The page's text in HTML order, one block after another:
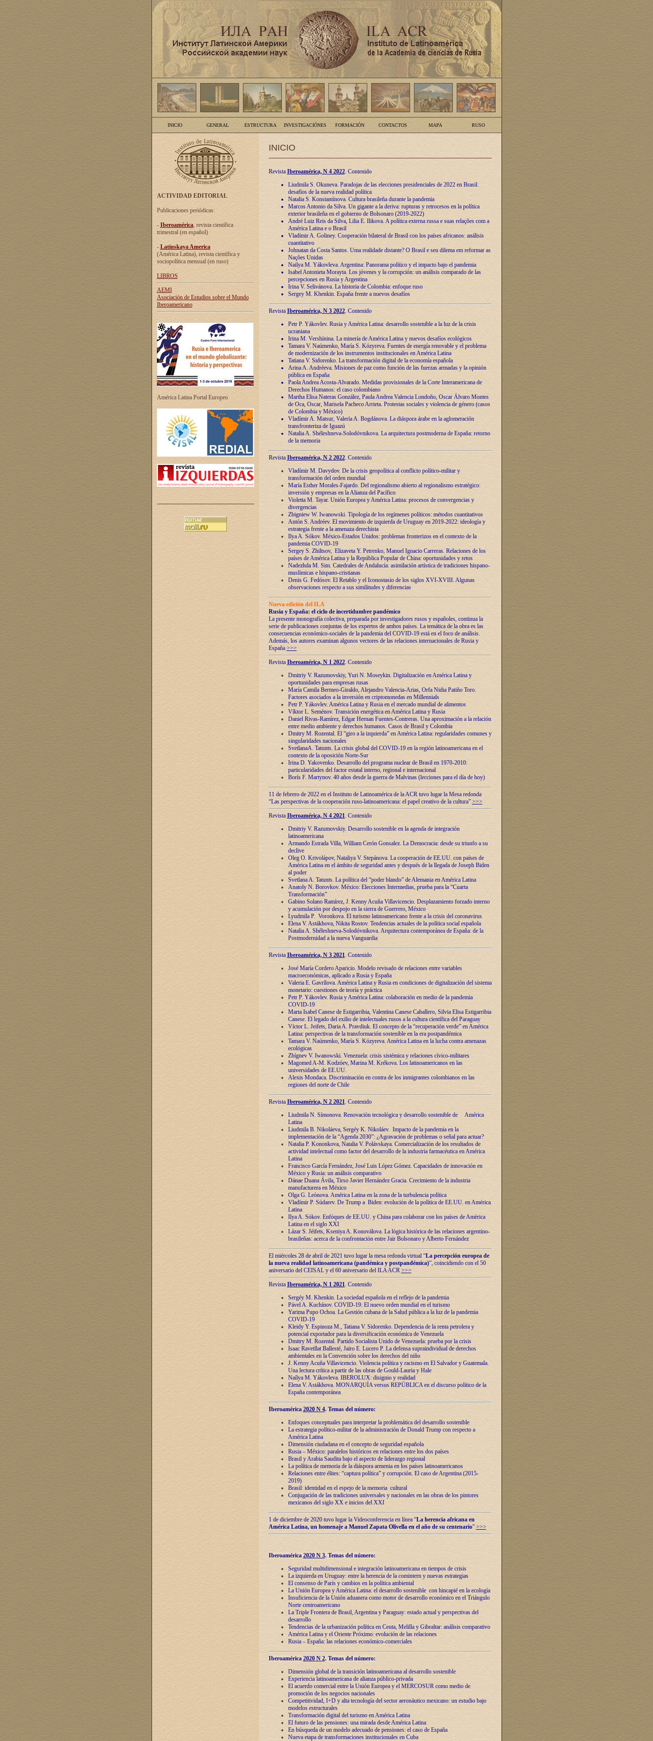
INICIO GENERAL ESTRUCTURA INVESTIGACIÓNES FORMACIÓN CONTACTOS MAPA RUSO
ACTIVIDAD EDITORIAL
Publicaciones periódicas:
- Iberoamérica, revista científica
trimestral (en español)
- Latinskaya America
(América Latina), revista científica y
sociopolítica mensual (en ruso)
LIBROS
AEMI
Asociación de Estudios sobre el Mundo
Iberoamericano
América Latina Portal Europeo
INICIO
Revista Iberoamérica, N 4 2022. Contenido
Liudmila S. Okuneva. Paradojas de las elecciones presidenciales de 2022 en Brasil:
desafíos de la nueva realidad política
Natalia S. Konstantínova. Cultura brasileña durante la pandemia
Marcos Antonio da Silva. Un gigante a la deriva: rupturas y retrocesos en la política
exterior brasileña en el gobierno de Bolsonaro (2019-2022)
André Luiz Reis da Silva, Lilia E. Ilikova. A política externa russa e suas relações com a
América Latina e o Brasil
Vladímir A. Goliney. Cooperación bilateral de Brasil con los países africanos: análisis
cuantitativo
Johnatan da Costa Santos. Uma realidade distante? O Brasil e seu dilema em reformar as
Nações Unidas
Nailya M. Yákovleva. Argentina: Panorama político y el impacto bajo el pandemia
Isabel Antonieta Morayta. Los jóvenes y la corrupción: un análisis comparado de las
percepciones en Rusia y Argentina
Irina V. Selivánova. La historia de Colombia: enfoque ruso
Sergey M. Khenkin. España frente a nuevos desafíos
Revista Iberoamérica, N 3 2022. Contenido
Petr P. Yákovlev. Rusia y América Latina: desarrollo sostenible a la luz de la crisis
ucraniana
Irina M. Vershínina. La minería de América Latina y nuevos desafíos ecológicos
Tamara V. Naúmenko, María S. Kózyreva. Fuentes de energía renovable y el problema
de modernización de los instrumentos institucionales en América Latina
Tatiana V. Sidorenko. La transformación digital de la economía española
Arina A. Andréeva. Misiones de paz como función de las fuerzas armadas y la opinión
pública en España
Paola Andrea Acosta-Alvarado. Medidas provisionales de la Corte Interamericana de
Derechos Humanos: el caso colombiano
Martha Elisa Nateras González, Paula Andrea Valencia Londoño, Oscar Álvaro Montes
de Oca, Oscar, Marisela Pacheco Arrieta. Protestas sociales y violencia de género (casos
de Colombia y México)
Vladímir A. Matsur, Valería A. Bogdánova. La diáspora árabe en la aglomeración
transfronteriza de Iguazú
Natalia A. Shéleshneva-Solodóvnikova. La arquitectura postmoderna de España: retorno
de la memoria
Revista Iberoamérica, N 2 2022. Contenido
Vladímir M. Davydov. De la crisis geopolítica al conflicto político-militar y
transformación del orden mundial
María Esther Morales-Fajardo. Del regionalismo abierto al regionalismo estratégico:
inversión y empresas en la Alianza del Pacífico
Violetta M. Tayar. Unión Europea y América Latina: procesos de convergencias y
divergencias
Zbigniew W. Iwanowski. Tipología de los regímenes políticos: métodos cuantitativos
Antón S. Andréev. El movimiento de izquierda de Uruguay en 2019-2022: ideología y
estrategia frente a la amenaza derechista
Ilya A. Sókov. México-Estados Unidos: problemas fronterizos en el contexto de la
pandemia COVID-19
Sergey S. Zhiltsov, Elizaveta Y. Petrenko, Manuel Ignacio Carreras. Relaciones de los
países de América Latina y la República Popular de China: oportunidades y retos
Nadezhda M. Sim. Catedrales de Andalucía: asimilación artística de tradiciones hispano-
muslímicas e hispano-cristianas
Denis G. Fedósov. El Retablo y el Iconostasio de los siglos XVI-XVIII. Algunas
observaciones respecto a sus similitudes y diferencias
Nueva edición del ILA
Rusia y España: el ciclo de incertidumbre pandémico
La presente monografía colectiva, preparada por investigadores rusos y españoles, continua la
serie de publicaciones conjuntas de los expertos de ambos países. La temática de la obra es las
consecuencias económico-sociales de la pandemia del COVID-19 está en el foco de análisis.
Además, los autores examinan algunos vectores de las relaciones internacionales de Rusia y
España >>>
Revista Iberoamérica, N 1 2022. Contenido
Dmitriy V. Razumovskiy, Yuri N. Moseykin. Digitalización en América Latina y
oportunidades para empresas rusas
María Camila Bermeo-Giraldo, Alejandro Valencia-Arias, Orfa Nidia Patiño Toro.
Factores asociados a la inversión en criptomonedas en Millennials
Petr P. Yákovlev. América Latina y Rusia en el mercado mundial de alimentos
Víktor L. Seménov. Transición energética en América Latina y Rusia
Daniel Rivas-Ramírez, Edgar Hernan Fuentes-Contreras. Una aproximación a la relación
entre medio ambiente y derechos humanos. Casos de Brasil y Colombia
Dmitry M. Rozental. El “giro a la izquierda” en América Latina: regularidades comunes y
singularidades nacionales
SvetlanaA. Tatunts. La crisis global del COVID-19 en la región latinoamericana en el
contexto de la oposición Norte-Sur
Irina D. Yakovenko. Desarrollo del programa nuclear de Brasil en 1970-2010:
particularidades del factor estatal interno, regional e internacional
Borís F. Martynov. 40 años desde la guerra de Malvinas (lecciones para el día de hoy)
11 de febrero de 2022 en el Instituto de Latinoamérica de la ACR tuvo lugar la Mesa redonda
“Las perspectivas de la cooperación ruso-latinoamericana: el papel creativo de la cultura” >>>
Revista Iberoamérica, N 4 2021. Contenido
Dmitriy V. Razumovskiy. Desarrollo sostenible en la agenda de integración
latinoamericana
Armando Estrada Villa, William Cerón Gonsalez. La Democracia: desde su triunfo a su
declive
Oleg O. Krivolápov, Nataliya V. Stepánova. La cooperación de EE.UU. con países de
América Latina en el ámbito de seguridad antes y después de la llegada de Joseph Biden
al poder
Svetlana A. Tatunts. La política del “poder blando” de Alemania en América Latina
Anatoly N. Borovkov. México: Elecciones Intermedias, prueba para la “Cuarta
Transformación”
Gabino Solano Ramírez, J. Kenny Acuña Villavicencio. Desplazamiento forzado interno
y acumulación por despojo en la sierra de Guerrero, México
Lyudmila P. Voronkova. El turismo latinoamericano frente a la crisis del coronavirus
Elena V. Astákhova, Nikita Rostov. Tendencias actuales de la política social española
Natalia A. Shéleshneva-Solodóvnikova. Arquitectura contemporánea de España: de la
Postmodernidad a la nueva Vanguardia
Revista Iberoamérica, N 3 2021. Contenido
José María Cordero Aparicio. Modelo revisado de relaciones entre variables
macroeconómicas, aplicado a Rusia y España
Valeria E. Gavrílova. América Latina y Rusia en condiciones de digitalización del sistema
monetario: cuestiones de teoría y práctica
Petr P. Yákovlev. Rusia y América Latina: colaboración en medio de la pandemia
COVID-19
Marta Isabel Canese de Estigarribia, Valentina Canese Caballero, Silvia Elisa Estigarribia
Canese. El legado del exilio de intelectuales rusos a la cultura científica del Paraguay
Víctor L. Jeifets, Daria A. Pravdiuk. El concepto de la “recuperación verde” en América
Latina: perspectivas de la transformación sostenible en la era postpandémica
Tamara V. Naúmenko, María S. Kózyreva. América Latina en la lucha contra amenazas
ecológicas
Zbígnev V. Iwanowski. Venezuela: crisis sistémica y relaciones cívico-militares
Magomed A-M. Kodzóev, Marina M. Krékova. Los latinoamericanos en las
universidades de EE.UU.
Alexis Mondaca. Discriminación en contra de los inmigrantes colombianos en las
regiones del norte de Chile
RevistaIberoamérica, N 2 2021. Contenido
Liudmila N. Símonova. Renovaciόn tecnolόgica y desarrollo sostenible de América
Latina
Liudmila B. Nikoláeva, Sergéy K. Nikoláev. Impacto de la pandemia en la
implementaciόn de la “Agenda 2030”: ¿Agravaciόn de problemas o señal para actuar?
Natalia P. Kononkova, Natalia V. Polávskaya. Comercializaciόn de los resultados de
actividad intelectual como factor del desarrollo de la industria farmacéutica en América
Latina
Francisco García Fernández, José Luis López Gómez. Capacidades de innovaciόn en
México y Rusia: un análisis comparativo
Dánae Duana Ávila, Tirso Javier Hernández Gracia. Crecimiento de la industria
manufacturera en México
Olga G. Leόnova. América Latina en la zona de la turbulencia política
Vladímir P. Súdarev. De Trump a Biden: evoluciόn de la política de EE.UU. en América
Latina
Ilya A. Sόkov. Enfόques de EE.UU. y China para colaborar con los países de Amèrica
Latina en el siglo XXI
Lázar S. Jéifets, Kseniya A. Konoválova. La lόgica histόrica de las relaciones argentino-
brasileñas: acerca de la confrontaciόn entre Jair Bolsonaro y Alberto Fernández
El miércoles 28 de abril de 2021 tuvo lugar la mesa redonda virtual “La percepción europea de
la nueva realidad latinoamericana (pandémica y postpandémica)”, coincidiendo con el 50
aniversario del CEISAL y el 60 aniversario del ILA ACR >>>
Revista Iberoamérica, N 1 2021. Contenido
Sergéy M. Khenkin. La sociedad española en el reflejo de la pandemia
Pável A. Kuchínov. COVID-19: El nuevo orden mundial en el turismo
Yarima Pupo Ochoa. La Gestión cubana de la Salud pública a la luz de la pandemia
COVID-19
Kleidy Y. Espinoza M., Tatiana V. Sidorenko. Dependencia de la renta petrolera y
potencial exportador para la diversificación económica de Venezuela
Dmitry M. Rozental. Partido Socialista Unido de Venezuela: prueba por la crisis
Isaac Ravetllat Ballesté, Jairo E. Lucero P. La defensa supraindividual de derechos
ambientales en la Convención sobre los derechos del niño
J. Kenny Acuña Villavicencio. Violencia política y racismo en El Salvador y Guatemala.
Una lectura crítica a partir de las obras de Gould-Lauria y Hale
Naílya M. Yákovleva. IBEROLUX: disignio y realidad
Elena V. Astákhova. MONARQUÍA versus REPÚBLICA en el discurso político de la
España contemporánea
Iberoamérica 2020 N 4. Temas del número:
Enfoques conceptuales para interpretar la problemática del desarrollo sostenible
La estrategia político-militar de la administración de Donald Trump con respecto a
América Latina
Dimensión ciudadana en el concepto de seguridad española
Rusia – México: paralelos históricos en relaciones entre los dos países
Brasil y Arabia Saudita bajo el aspecto de liderazgo regional
La política de memoria de la diáspora armenia en los países latinoamericanos
Relaciones entre élites: “captura política” y corrupción. El caso de Argentina (2015-
2019)
Brasil: identidad en el espejo de la memoria cultural
Conjugación de las tradiciones universales y nacionales en las obras de los pintores
mexicanos del siglo XX e inicios del XXI
1 de diciembre de 2020 tuvo lugar la Videoconferencia en línea “La herencia africana en
América Latina, un homenaje a Manuel Zapata Olivella en el año de su centenario” >>>
Iberoamérica 2020 N 3.Temas del número:
Seguridad multidimensional e integración latinoamericana en tiempos de crisis
La izquierda en Uruguay: entre la herencia de lа comintern y nuevas estrategias
El consenso de París y cambios en la política ambiental
La Unión Europea y América Latina: el desarrollo sostenible con hincapié en la ecología
Insuficiencia de la Unión aduanera como motor de desarrollo económico en el Triángulo
Norte centroamericano
La Triple Frontera de Brasil, Argentina y Paraguay: estado actual y perspectivas del
desarrollo
Tendencias de la urbanización política en Ceuta, Melilla y Gibraltar: análisis comparativo
América Latina y el Oriente Próximo: evolución de las relaciones
Rusia – España: las relaciones económico-comerciales
Iberoamérica 2020 N 2.Temas del número:
Dimensión global de la transición latinoamericana al desarrollo sostenible
Experiencia latinoamericana de alianza público-privada
El acuerdo comercial entre la Unión Europea y el MERCOSUR como medio de
promoción de los negocios nacionales
Competitividad, I+D y alta tecnología del sector aeronáutico mexicano: un estudio bajo
modelos estructurales
Transformación digital del turismo en América Latina
El futuro de las pensiones: una mirada desde América Latina
En búsqueda de un modelo adecuado de pensiones: el caso de España
Nueva etapa de transformaciones institucionales en Cuba